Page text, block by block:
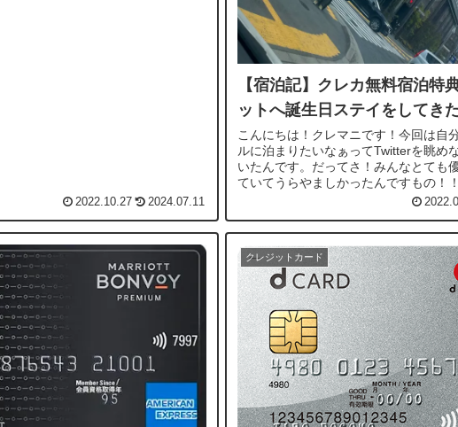
2022.10.27 2024.07.11
【宿泊記】クレカ無料宿泊特
ットへ誕生日ステイをしてき
こんにちは！クレマニです！今回は自
ルに泊まりたいなぁってTwitterを眺め
いたんです。だってさ！みんなとても
ていてうらやましかったんですもの！
クレジットカード